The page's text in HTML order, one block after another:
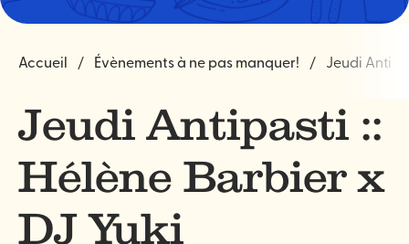
Accueil Évènements à ne pas manquer! Jeudi
Jeudi Antipasti ::
Hélène Barbier x
DJ Yuki